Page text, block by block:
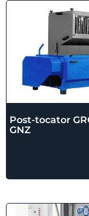
Post-tocator
GNZ